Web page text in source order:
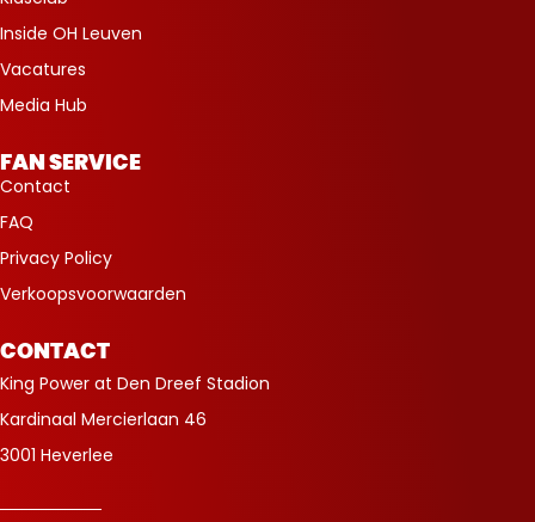
Inside OH Leuven
Vacatures
Media Hub
FAN SERVICE
Contact
FAQ
Privacy Policy
Verkoopsvoorwaarden
CONTACT
King Power at Den Dreef Stadion
Kardinaal Mercierlaan 46
3001 Heverlee